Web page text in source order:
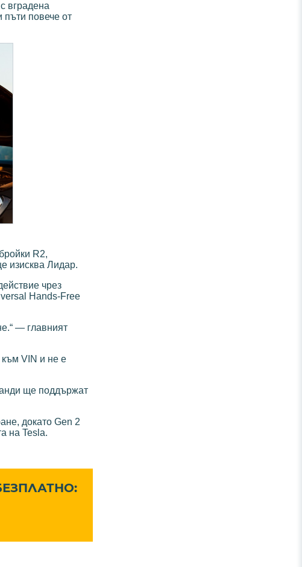
вградена
пъти повече от
R2,
изисква Лидар.
чрез
Hands-Free
— главният
VIN и не е
ще поддържат
докато Gen 2
на Tesla.